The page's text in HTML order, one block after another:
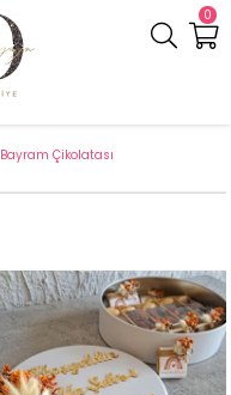
0
Bayram Çikolatası